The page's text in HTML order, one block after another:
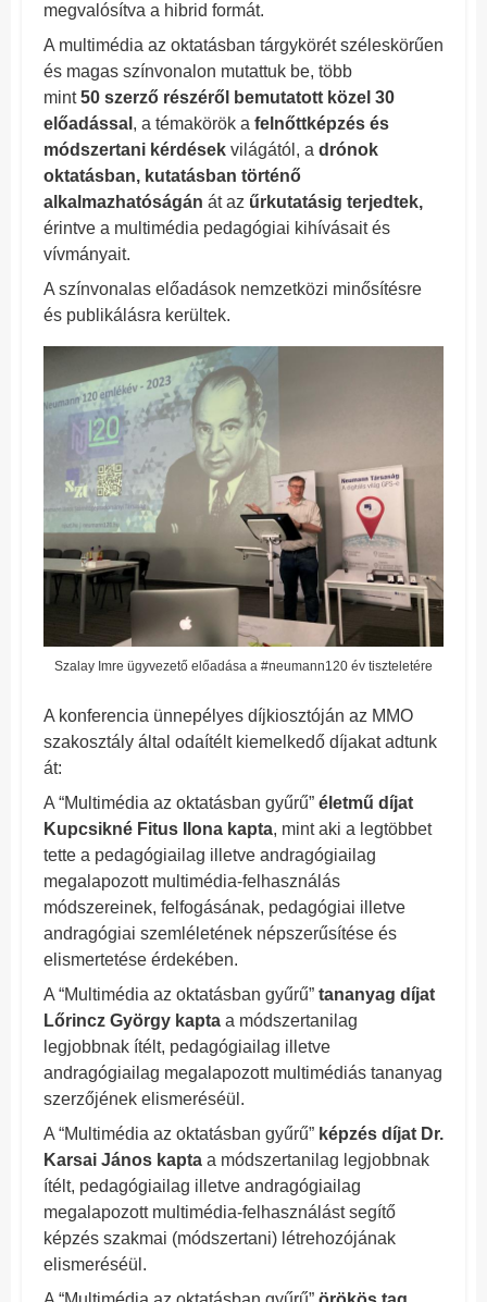
megvalósítva a hibrid formát.
A multimédia az oktatásban tárgykörét széleskörűen
és magas színvonalon mutattuk be, több
mint50 szerző részéről bemutatott közel 30
előadással , a témakörök a felnőttképzés és
módszertani kérdések világától, a drónok
oktatásban, kutatásban történő
alkalmazhatóságán át az űrkutatásig terjedtek,
érintve a multimédia pedagógiai kihívásait és
vívmányait.
A színvonalas előadások nemzetközi minősítésre
és publikálásra kerültek.
Szalay Imre ügyvezető előadása a #neumann120 év tiszteletére
A konferencia ünnepélyes díjkiosztóján az MMO
szakosztály által odaítélt kiemelkedő díjakat adtunk
át:
A “Multimédia az oktatásban gyűrű” életmű díjat
Kupcsikné Fitus Ilona kapta, mint aki a legtöbbet
tette a pedagógiailag illetve andragógiailag
megalapozott multimédia-felhasználás
módszereinek, felfogásának, pedagógiai illetve
andragógiai szemléletének népszerűsítése és
elismertetése érdekében.
A “Multimédia az oktatásban gyűrű” tananyag díjat
Lőrincz György kapta a módszertanilag
legjobbnak ítélt, pedagógiailag illetve
andragógiailag megalapozott multimédiás tananyag
szerzőjének elismeréséül.
A “Multimédia az oktatásban gyűrű” képzés díjat Dr.
Karsai János kapta a módszertanilag legjobbnak
ítélt, pedagógiailag illetve andragógiailag
megalapozott multimédia-felhasználást segítő
képzés szakmai (módszertani) létrehozójának
elismeréséül.